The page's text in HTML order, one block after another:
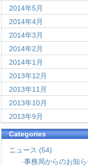
2014年5月
2014年4月
2014年3月
2014年2月
2014年1月
2013年12月
2013年11月
2013年10月
2013年9月
Categories
ニュース (54)
事務局からのお知